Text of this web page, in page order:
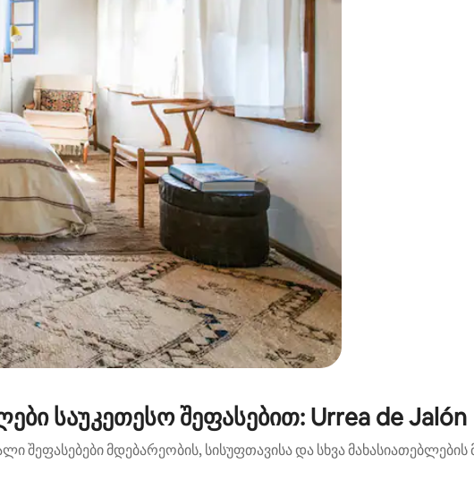
ზემოთ/ქვემოთ მიმართული ისრებით ან შეხებისა თუ თითის გასმის
საუკეთესო შეფასებით: Urrea de Jalón
შეფასებები მდებარეობის, სისუფთავისა და სხვა მახასიათებლების